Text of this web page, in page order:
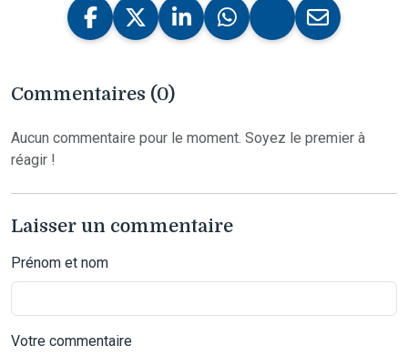
Commentaires (0)
Aucun commentaire pour le moment. Soyez le premier à
réagir !
Laisser un commentaire
Prénom et nom
Votre commentaire